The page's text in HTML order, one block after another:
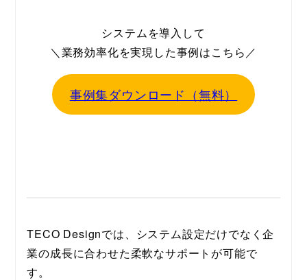
システムを導入して
＼業務効率化を実現した事例はこちら／
事例集ダウンロード（無料）
TECO Designでは、システム設定だけでなく企
業の成長に合わせた柔軟なサポートが可能で
す。